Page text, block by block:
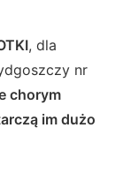
, dla
nr
chorym
im dużo